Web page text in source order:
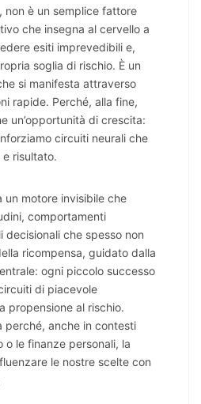
non è un semplice fattore
che insegna al cervello a
esiti imprevedibili e,
soglia di rischio. È un
si manifesta attraverso
rapide. Perché, alla fine,
un’opportunità di crescita:
circuiti neurali che
risultato.
un motore invisibile che
comportamenti
decisionali che spesso non
ricompensa, guidato dalla
ogni piccolo successo
di piacevole
propensione al rischio.
perché, anche in contesti
o le finanze personali, la
le nostre scelte con